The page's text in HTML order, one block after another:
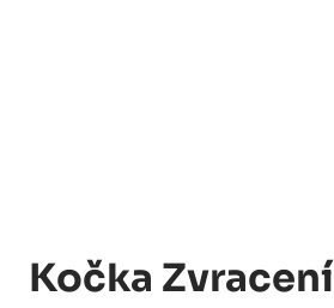
Kočka Zvracení